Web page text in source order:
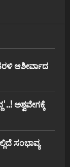
ಆಶೀರ್ವಾದ
ಅಶ್ವವೇಗಕ್ಕೆ
ಸಂಭಾವ್ಯ